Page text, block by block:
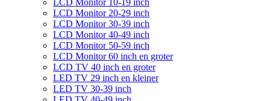
LCD Monitor 10-19 inch
LCD Monitor 20-29 inch
LCD Monitor 30-39 inch
LCD Monitor 40-49 inch
LCD Monitor 50-59 inch
LCD Monitor 60 inch en groter
LCD TV 40 inch en groter
LED TV 29 inch en kleiner
LED TV 30-39 inch